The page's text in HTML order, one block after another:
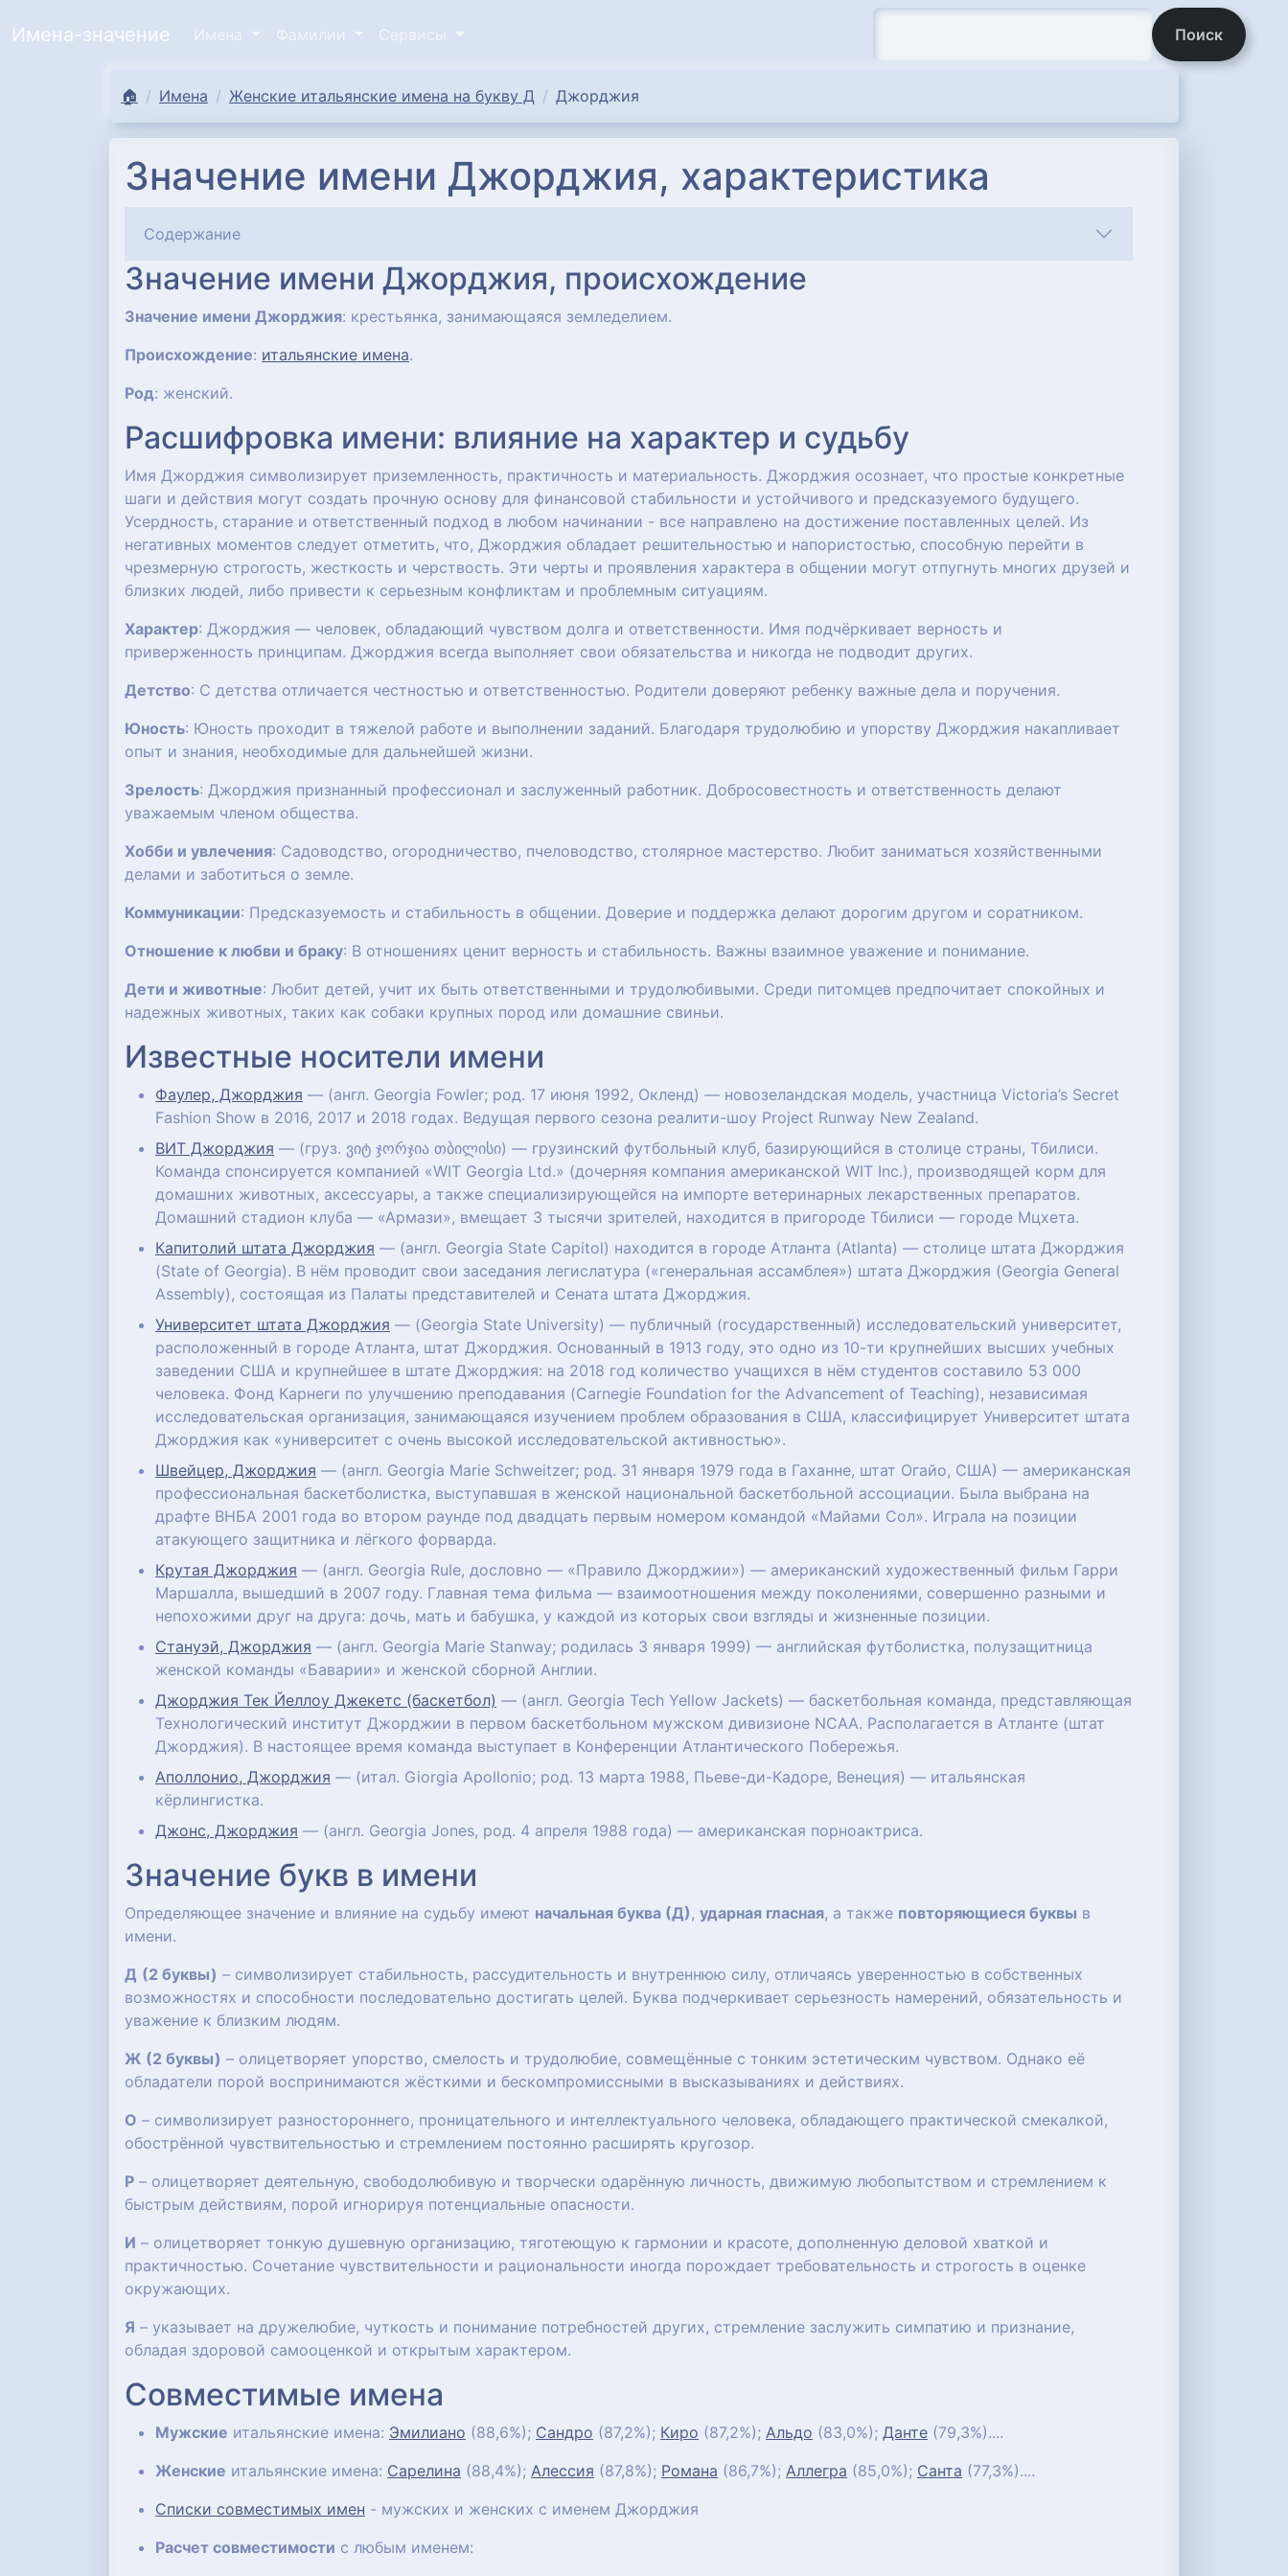
Имена-значение Имена Фамилии Сервисы Поиск
🏠 Имена Женские итальянские имена на букву Д Джорджия
Значение имени Джорджия, характеристика
Содержание
Значение имени Джорджия, происхождение
Значение имени Джорджия: крестьянка, занимающаяся земледелием.
Происхождение: итальянские имена.
Род: женский.
Расшифровка имени: влияние на характер и судьбу
Имя Джорджия символизирует приземленность, практичность и материальность. Джорджия осознает, что простые конкретные
шаги и действия могут создать прочную основу для финансовой стабильности и устойчивого и предсказуемого будущего.
Усердность, старание и ответственный подход в любом начинании - все направлено на достижение поставленных целей. Из
негативных моментов следует отметить, что, Джорджия обладает решительностью и напористостью, способную перейти в
чрезмерную строгость, жесткость и черствость. Эти черты и проявления характера в общении могут отпугнуть многих друзей и
близких людей, либо привести к серьезным конфликтам и проблемным ситуациям.
Характер: Джорджия — человек, обладающий чувством долга и ответственности. Имя подчёркивает верность и
приверженность принципам. Джорджия всегда выполняет свои обязательства и никогда не подводит других.
Детство: С детства отличается честностью и ответственностью. Родители доверяют ребенку важные дела и поручения.
Юность: Юность проходит в тяжелой работе и выполнении заданий. Благодаря трудолюбию и упорству Джорджия накапливает
опыт и знания, необходимые для дальнейшей жизни.
Зрелость: Джорджия признанный профессионал и заслуженный работник. Добросовестность и ответственность делают
уважаемым членом общества.
Хобби и увлечения: Садоводство, огородничество, пчеловодство, столярное мастерство. Любит заниматься хозяйственными
делами и заботиться о земле.
Коммуникации: Предсказуемость и стабильность в общении. Доверие и поддержка делают дорогим другом и соратником.
Отношение к любви и браку: В отношениях ценит верность и стабильность. Важны взаимное уважение и понимание.
Дети и животные: Любит детей, учит их быть ответственными и трудолюбивыми. Среди питомцев предпочитает спокойных и
надежных животных, таких как собаки крупных пород или домашние свиньи.
Известные носители имени
Фаулер, Джорджия — (англ. Georgia Fowler; род. 17 июня 1992, Окленд) — новозеландская модель, участница Victoria’s Secret
Fashion Show в 2016, 2017 и 2018 годах. Ведущая первого сезона реалити-шоу Project Runway New Zealand.
ВИТ Джорджия — (груз. ვიტ ჯორჯია თბილისი) — грузинский футбольный клуб, базирующийся в столице страны, Тбилиси.
Команда спонсируется компанией «WIT Georgia Ltd.» (дочерняя компания американской WIT Inc.), производящей корм для
домашних животных, аксессуары, а также специализирующейся на импорте ветеринарных лекарственных препаратов.
Домашний стадион клуба — «Армази», вмещает 3 тысячи зрителей, находится в пригороде Тбилиси — городе Мцхета.
Капитолий штата Джорджия — (англ. Georgia State Capitol) находится в городе Атланта (Atlanta) — столице штата Джорджия
(State of Georgia). В нём проводит свои заседания легислатура («генеральная ассамблея») штата Джорджия (Georgia General
Assembly), состоящая из Палаты представителей и Сената штата Джорджия.
Университет штата Джорджия — (Georgia State University) — публичный (государственный) исследовательский университет,
расположенный в городе Атланта, штат Джорджия. Основанный в 1913 году, это одно из 10-ти крупнейших высших учебных
заведении США и крупнейшее в штате Джорджия: на 2018 год количество учащихся в нём студентов составило 53 000
человека. Фонд Карнеги по улучшению преподавания (Carnegie Foundation for the Advancement of Teaching), независимая
исследовательская организация, занимающаяся изучением проблем образования в США, классифицирует Университет штата
Джорджия как «университет с очень высокой исследовательской активностью».
Швейцер, Джорджия — (англ. Georgia Marie Schweitzer; род. 31 января 1979 года в Гаханне, штат Огайо, США) — американская
профессиональная баскетболистка, выступавшая в женской национальной баскетбольной ассоциации. Была выбрана на
драфте ВНБА 2001 года во втором раунде под двадцать первым номером командой «Майами Сол». Играла на позиции
атакующего защитника и лёгкого форварда.
Крутая Джорджия — (англ. Georgia Rule, дословно — «Правило Джорджии») — американский художественный фильм Гарри
Маршалла, вышедший в 2007 году. Главная тема фильма — взаимоотношения между поколениями, совершенно разными и
непохожими друг на друга: дочь, мать и бабушка, у каждой из которых свои взгляды и жизненные позиции.
Стануэй, Джорджия — (англ. Georgia Marie Stanway; родилась 3 января 1999) — английская футболистка, полузащитница
женской команды «Баварии» и женской сборной Англии.
Джорджия Тек Йеллоу Джекетс (баскетбол) — (англ. Georgia Tech Yellow Jackets) — баскетбольная команда, представляющая
Технологический институт Джорджии в первом баскетбольном мужском дивизионе NCAA. Располагается в Атланте (штат
Джорджия). В настоящее время команда выступает в Конференции Атлантического Побережья.
Аполлонио, Джорджия — (итал. Giorgia Apollonio; род. 13 марта 1988, Пьеве-ди-Кадоре, Венеция) — итальянская
кёрлингистка.
Джонс, Джорджия — (англ. Georgia Jones, род. 4 апреля 1988 года) — американская порноактриса.
Значение букв в имени
Определяющее значение и влияние на судьбу имеют начальная буква (Д), ударная гласная, а также повторяющиеся буквы в
имени.
Д (2 буквы) – символизирует стабильность, рассудительность и внутреннюю силу, отличаясь уверенностью в собственных
возможностях и способности последовательно достигать целей. Буква подчеркивает серьезность намерений, обязательность и
уважение к близким людям.
Ж (2 буквы) – олицетворяет упорство, смелость и трудолюбие, совмещённые с тонким эстетическим чувством. Однако её
обладатели порой воспринимаются жёсткими и бескомпромиссными в высказываниях и действиях.
О – символизирует разностороннего, проницательного и интеллектуального человека, обладающего практической смекалкой,
обострённой чувствительностью и стремлением постоянно расширять кругозор.
Р – олицетворяет деятельную, свободолюбивую и творчески одарённую личность, движимую любопытством и стремлением к
быстрым действиям, порой игнорируя потенциальные опасности.
И – олицетворяет тонкую душевную организацию, тяготеющую к гармонии и красоте, дополненную деловой хваткой и
практичностью. Сочетание чувствительности и рациональности иногда порождает требовательность и строгость в оценке
окружающих.
Я – указывает на дружелюбие, чуткость и понимание потребностей других, стремление заслужить симпатию и признание,
обладая здоровой самооценкой и открытым характером.
Совместимые имена
Мужские итальянские имена: Эмилиано (88,6%); Сандро (87,2%); Киро (87,2%); Альдо (83,0%); Данте (79,3%)....
Женские итальянские имена: Сарелина (88,4%); Алессия (87,8%); Романа (86,7%); Аллегра (85,0%); Санта (77,3%)....
Списки совместимых имен - мужских и женских с именем Джорджия
Расчет совместимости с любым именем: